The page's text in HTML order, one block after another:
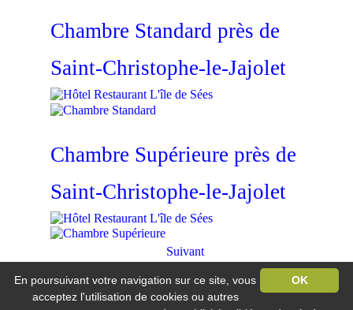
Chambre Standard près de
Saint-Christophe-le-Jajolet
Chambre Supérieure près de
Saint-Christophe-le-Jajolet
Suivant
Hôtel Restaurant L'île de Sée
Vandel / 61500 Macé
OK
En poursuivant votre navigation sur ce site, vous
acceptez l'utilisation de cookies ou autres